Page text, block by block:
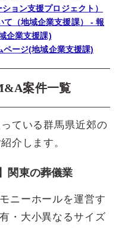
ョン支援プロジェクト）
て（地域企業支援課） - 報
企業支援課)
ページ(地域企業支援課)
案件一覧
ている群馬県近郊の
介します。
関東の葬儀業
ニーホールを運営す
・大小異なるサイズ